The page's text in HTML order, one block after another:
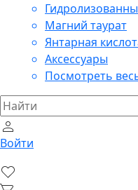
Магний таурат
Янтарная
Аксессуары
Посмотреть
Войти